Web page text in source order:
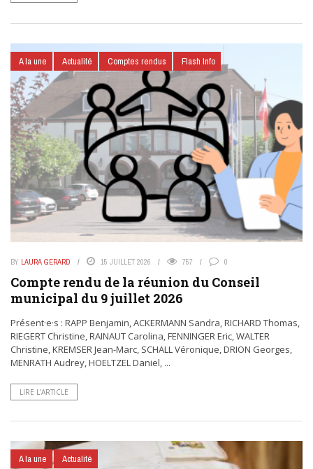
A la une Actualité Comptes rendus Flash Info
BY LAURA GERARD 15 JUILLET 2026 757 0
Compte rendu de la réunion du Conseil
municipal du 9 juillet 2026
Présent·e·s : RAPP Benjamin, ACKERMANN Sandra, RICHARD Thomas,
RIEGERT Christine, RAINAUT Carolina, FENNINGER Eric, WALTER
Christine, KREMSER Jean-Marc, SCHALL Véronique, DRION Georges,
MENRATH Audrey, HOELTZEL Daniel, ...
LIRE L’ARTICLE
A la une Actualité